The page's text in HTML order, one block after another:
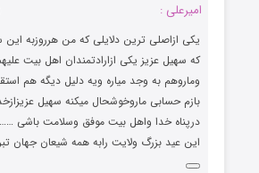
امیرعلی :
یکی ازاصلی ترین دلایلی که من هرروزبه این
که سهیل عزیز یکی ازارادتمندان اهل بیت
وماروهم به وجد میاره ویه دلیل دیگه هم
بازم حسابی ماروخوشحال میکنه سهیل
درپناه خدا واهل بیت موفق وسلامت باشی
این عید بزرگ ولایت رابه همه شیعان جهان